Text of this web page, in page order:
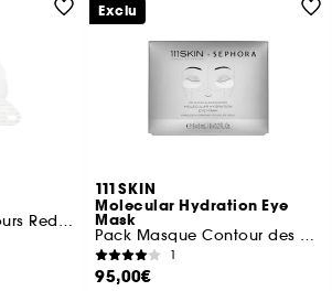
Masque Éclat Contours Redéfinis
111SKIN
Molecular Hydration Eye
Mask
Pack Masque Contour des Yeux
1
95,00€
Exclu